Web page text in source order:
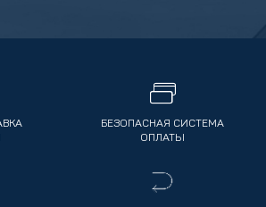
БЕЗОПАСНАЯ СИСТЕМА
ОПЛАТЫ